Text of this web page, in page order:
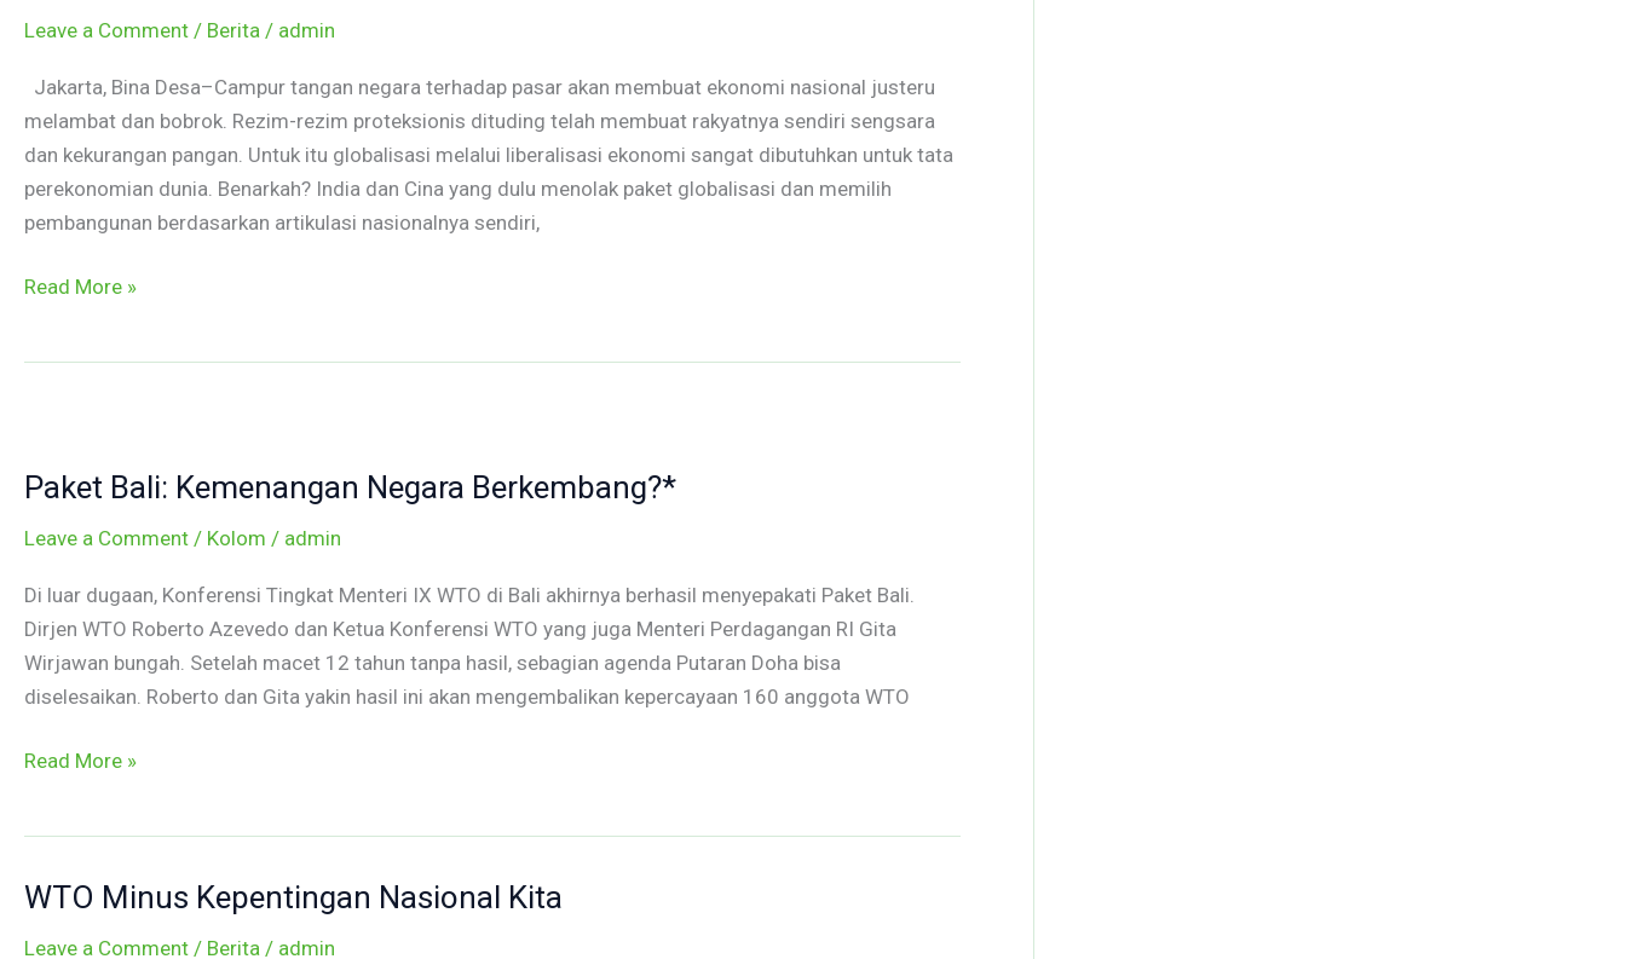
Leave a Comment / Berita / admin
Jakarta, Bina Desa–Campur tangan negara terhadap pasar akan membuat ekonomi nasional justeru
melambat dan bobrok. Rezim-rezim proteksionis dituding telah membuat rakyatnya sendiri sengsara
dan kekurangan pangan. Untuk itu globalisasi melalui liberalisasi ekonomi sangat dibutuhkan untuk tata
perekonomian dunia. Benarkah? India dan Cina yang dulu menolak paket globalisasi dan memilih
pembangunan berdasarkan artikulasi nasionalnya sendiri,
Read More »
Paket Bali: Kemenangan Negara Berkembang?*
Leave a Comment / Kolom / admin
Di luar dugaan, Konferensi Tingkat Menteri IX WTO di Bali akhirnya berhasil menyepakati Paket Bali.
Dirjen WTO Roberto Azevedo dan Ketua Konferensi WTO yang juga Menteri Perdagangan RI Gita
Wirjawan bungah. Setelah macet 12 tahun tanpa hasil, sebagian agenda Putaran Doha bisa
diselesaikan. Roberto dan Gita yakin hasil ini akan mengembalikan kepercayaan 160 anggota WTO
Kemenangan
*
Read More »
WTO Minus Kepentingan Nasional Kita
Leave a Comment / Berita / admin
WTO